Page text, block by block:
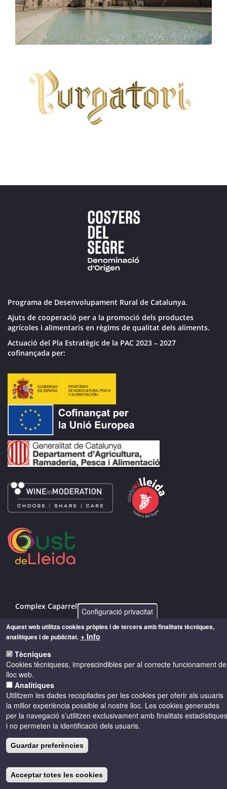
Programa de Desenvolupament Rural de Catalunya.
Ajuts de cooperació per a la promoció dels productes
agrícoles i alimentaris en règims de qualitat dels aliments.
Actuació del Pla Estratègic de la PAC 2023 – 2027
cofinançada per:
Complex Caparrella, 97 25192 - Lleida
info@costersdelsegre.es
973 264 583
© Copyright 2026 - Drets reservats
Accessibilitat Avís legal Cookies
Política de privacitat
Configuració privacitat
Aquest web utilitza cookies pròpies i de tercers amb finalitats tècniques,
analítiques i de publicitat. + Info
Tècniques
Cookies tècniquess, imprescindibles per al correcte funcionament
lloc web.
Analítiques
Utilitzem les dades recopilades per les cookies per oferir als usuaris
la millor experiència possible al nostre lloc. Les cookies generades
per la navegació s’utilitzen exclusivament amb finalitats estadístiques
i no permeten la identificació dels usuaris.
Guardar preferències
Acceptar totes les cookies